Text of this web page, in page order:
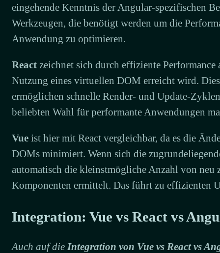
eingehende Kenntnis der Angular-spezifischen
Werkzeugen, die benötigt werden um die
Anwendung zu optimieren.
React zeichnet sich durch effiziente Performance
Nutzung eines virtuellen DOM erreicht wird.
ermöglichen schnelle Render- und Update-
beliebten Wahl für performante Anwendungen
Vue ist hier mit React vergleichbar, da es die
DOMs minimiert. Wenn sich die
automatisch die kleinstmögliche Anzahl von neu
Komponenten ermittelt. Das führt zu effizienten
Integration: Vue vs React vs
Auch auf die Integration von Vue vs React vs